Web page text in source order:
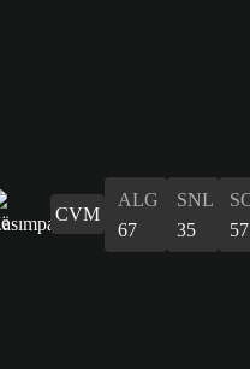
CVM
ALG
67
SNL
35
57